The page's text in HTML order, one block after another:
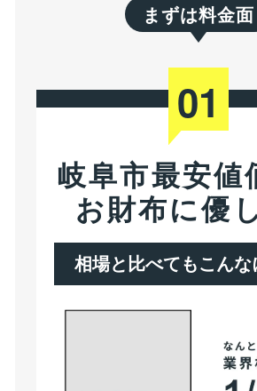
まずは料金面
01
岐阜市最安値
お財布に優
相場と比べてもこんな